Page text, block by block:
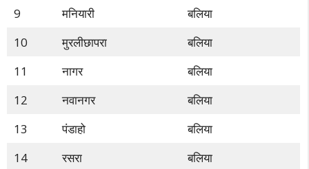
9
मनियारी
बलिया
10
मुरलीछापरा
बलिया
11
नागर
बलिया
12
नवानगर
बलिया
13
पंडाहो
बलिया
14
रसरा बलिया